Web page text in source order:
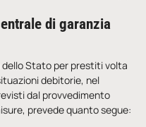
di garanzia
dello Stato per prestiti volta
debitorie, nel
dal provvedimento
prevede quanto segue: